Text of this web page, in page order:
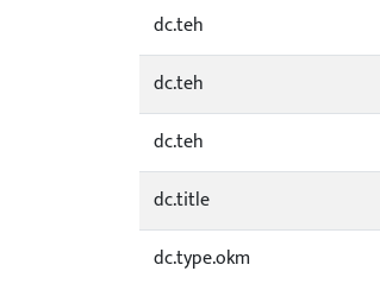
dc.teh
dc.teh
dc.teh
dc.title
dc.type.okm